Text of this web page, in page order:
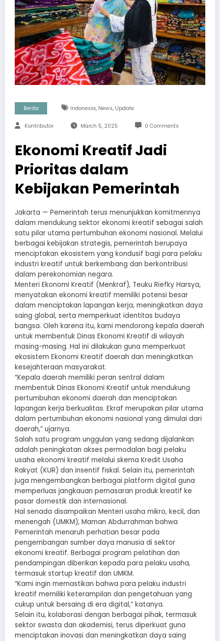
Berita Indonesia, News, Update
Kontributor March 5, 2025 0 Comments
Ekonomi Kreatif Jadi
Prioritas dalam
Kebijakan Pemerintah
Jakarta — Pemerintah terus menunjukkan komitmennya
dalam mendukung sektor ekonomi kreatif sebagai salah
satu pilar utama pertumbuhan ekonomi nasional. Melalui
berbagai kebijakan strategis, pemerintah berupaya
menciptakan ekosistem yang kondusif bagi para pelaku
industri kreatif untuk berkembang dan berkontribusi
dalam perekonomian negara.
Menteri Ekonomi Kreatif (Menkraf), Teuku Riefky Harsya,
menyatakan ekonomi kreatif memiliki potensi besar
dalam menciptakan lapangan kerja, meningkatkan daya
saing global, serta memperkuat identitas budaya
bangsa. Oleh karena itu, kami mendorong kepala daerah
untuk membentuk Dinas Ekonomi Kreatif di wilayah
masing-masing. Hal ini dilakukan guna memperkuat
ekosistem Ekonomi Kreatif daerah dan meningkatkan
kesejahteraan masyarakat.
“Kepala daerah memiliki peran sentral dalam
membentuk Dinas Ekonomi Kreatif untuk mendukung
pertumbuhan ekonomi daerah dan menciptakan
lapangan kerja berkualitas. Ekraf merupakan pilar utama
dalam pertumbuhan ekonomi nasional yang dimulai dari
daerah,” ujarnya.
Salah satu program unggulan yang sedang dijalankan
adalah peningkatan akses permodalan bagi pelaku
usaha ekonomi kreatif melalui skema Kredit Usaha
Rakyat (KUR) dan insentif fiskal. Selain itu, pemerintah
juga mengembangkan berbagai platform digital guna
memperluas jangkauan pemasaran produk kreatif ke
pasar domestik dan internasional.
Hal senada disampaikan Menteri usaha mikro, kecil, dan
menengah (UMKM), Maman Abdurrahman bahwa
Pemerintah menaruh perhatian besar pada
pengembangan sumber daya manusia di sektor
ekonomi kreatif. Berbagai program pelatihan dan
pendampingan diberikan kepada para pelaku usaha,
termasuk startup kreatif dan UMKM.
“Kami ingin memastikan bahwa para pelaku industri
kreatif memiliki keterampilan dan pengetahuan yang
cukup untuk bersaing di era digital,” katanya.
Selain itu, kolaborasi dengan berbagai pihak, termasuk
sektor swasta dan akademisi, terus diperkuat guna
menciptakan inovasi dan meningkatkan daya saing